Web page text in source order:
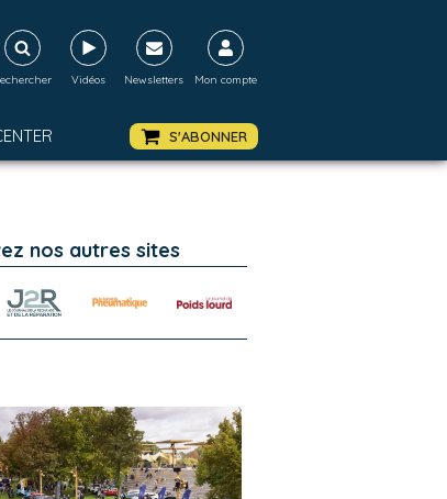
Vidéos Newsletters Mon compte
S'ABONNER
nos autres sites